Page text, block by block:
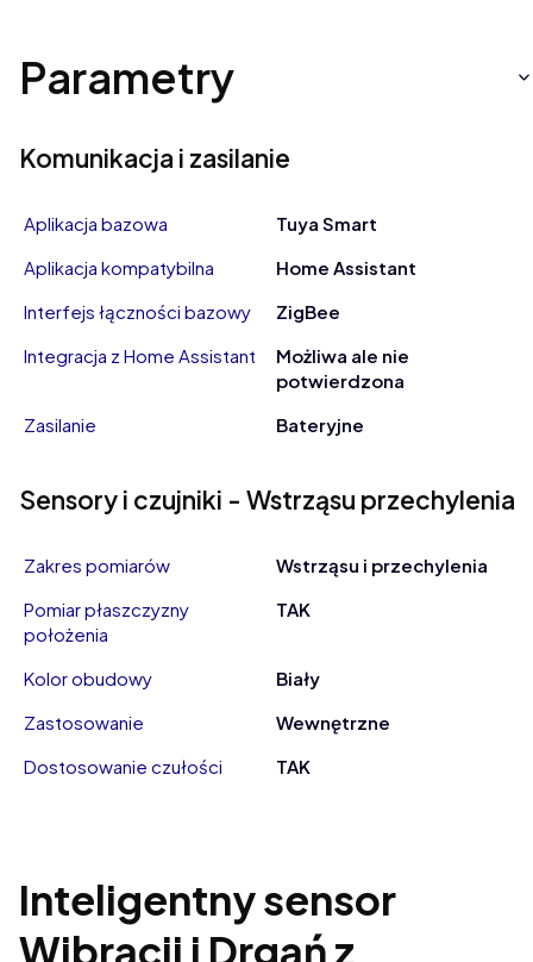
Parametry
Komunikacja i zasilanie
Aplikacja bazowa
Tuya Smart
Aplikacja kompatybilna
Home Assistant
Interfejs łączności bazowy
ZigBee
Integracja z Home Assistant
Możliwa ale nie
potwierdzona
Zasilanie
Bateryjne
Sensory i czujniki - Wstrząsu przechylenia
Zakres pomiarów
Wstrząsu i przechylenia
Pomiar płaszczyzny
położenia
TAK
Kolor obudowy
Biały
Zastosowanie
Wewnętrzne
Dostosowanie czułości
TAK
Inteligentny sensor
Wibracji i Drgań z